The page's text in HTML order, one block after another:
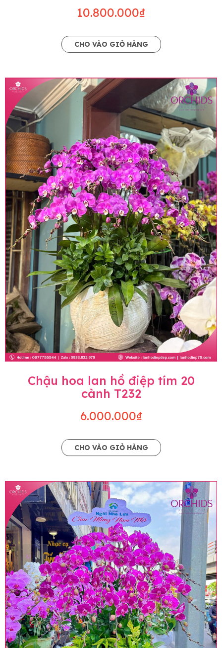
10.800.000₫
CHO VÀO GIỎ HÀNG
Chậu hoa lan hồ điệp tím 20
cành T232
6.000.000₫
CHO VÀO GIỎ HÀNG